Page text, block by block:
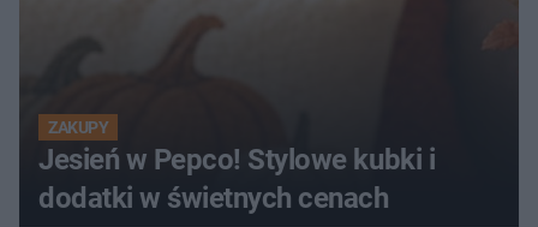
ZAKUPY
Jesień w Pepco! Stylowe kubki i
dodatki w świetnych cenach